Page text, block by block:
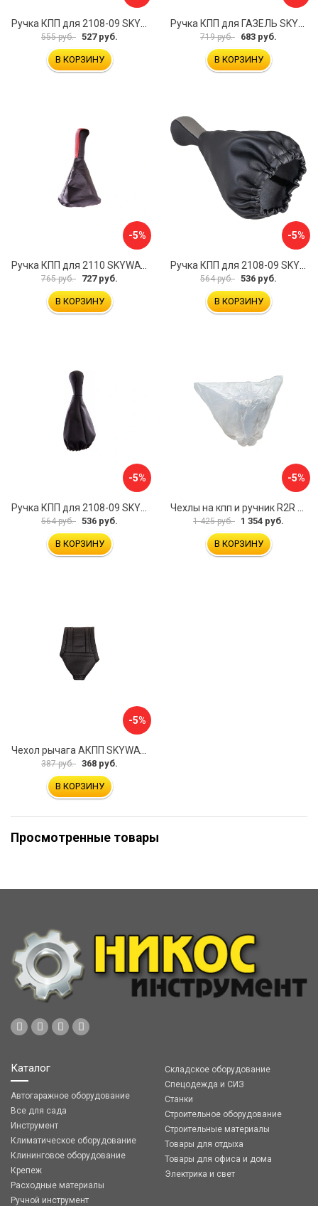
555 руб. 527 руб.
В КОРЗИНУ
719 руб. 683 руб.
В КОРЗИНУ
-5%
Ручка КПП для 2110 SKYWAY S06202013
765 руб. 727 руб.
В КОРЗИНУ
-5%
Ручка КПП для 2108-09 SKYWAY S06202008
564 руб. 536 руб.
В КОРЗИНУ
-5%
564 руб. 536 руб.
В КОРЗИНУ
-5%
1 425 руб. 1 354 руб.
В КОРЗИНУ
-5%
387 руб. 368 руб.
В КОРЗИНУ
Просмотренные товары
Каталог
Автогаражное оборудование
Все для сада
Инструмент
Климатическое оборудование
Клининговое оборудование
Крепеж
Расходные материалы
Ручной инструмент
Складское оборудование
Спецодежда и СИЗ
Станки
Строительное оборудование
Строительные материалы
Товары для отдыха
Товары для офиса и дома
Электрика и свет